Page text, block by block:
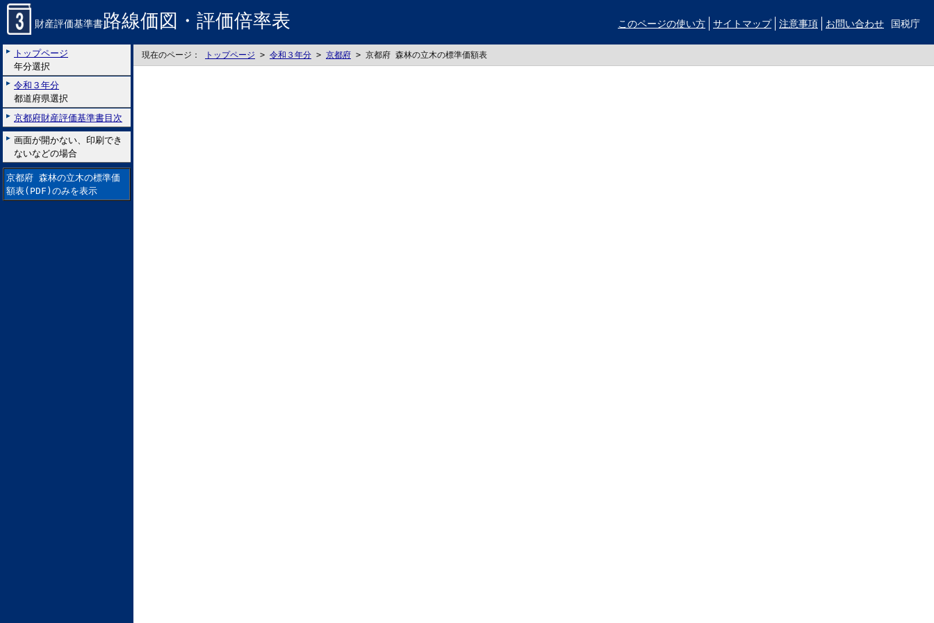
財産評価基準書路線価図・評価倍率表 このページの使い方 サイトマップ 注意事項 お問い合わせ 国税庁
トップページ
年分選択
令和３年分
都道府県選択
京都府財産評価基準書目次
画面が開かない、印刷でき
ないなどの場合
京都府 森林の立木の標準価
額表(PDF)のみを表示
現在のページ： トップページ > 令和３年分 > 京都府 > 京都府 森林の立木の標準価額表